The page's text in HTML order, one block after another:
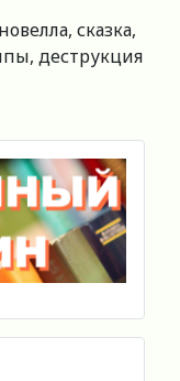
сказка,
деструкция